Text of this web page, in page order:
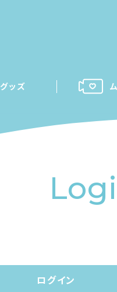
グッズ
ログイン